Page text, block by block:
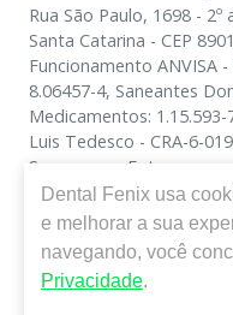
Rua São Paulo, 1698 -
Santa Catarina - CEP
Funcionamento ANVISA
8.06457-4, Saneantes
Medicamentos:
Luis Tedesco - CRA-6-
Segurança - Fotos
condições da loja
de divergência de
Carrinho de Compra.
nos reservamos o
volumes pelo site.
Dental Fenix usa
e melhorar a sua
navegando, você
Privacidade.